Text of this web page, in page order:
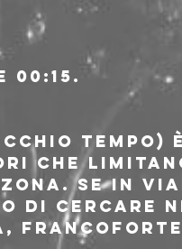
tempo)
che
Se in
di cercare